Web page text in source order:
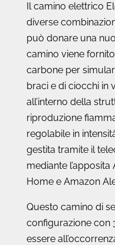
Il camino elettrico
diverse
può donare una
camino viene
carbone per
braci e di ciocchi in
all’interno della
riproduzione
regolabile in
gestita tramite il
mediante
Home e Amazon
Questo camino di
configurazione con
essere